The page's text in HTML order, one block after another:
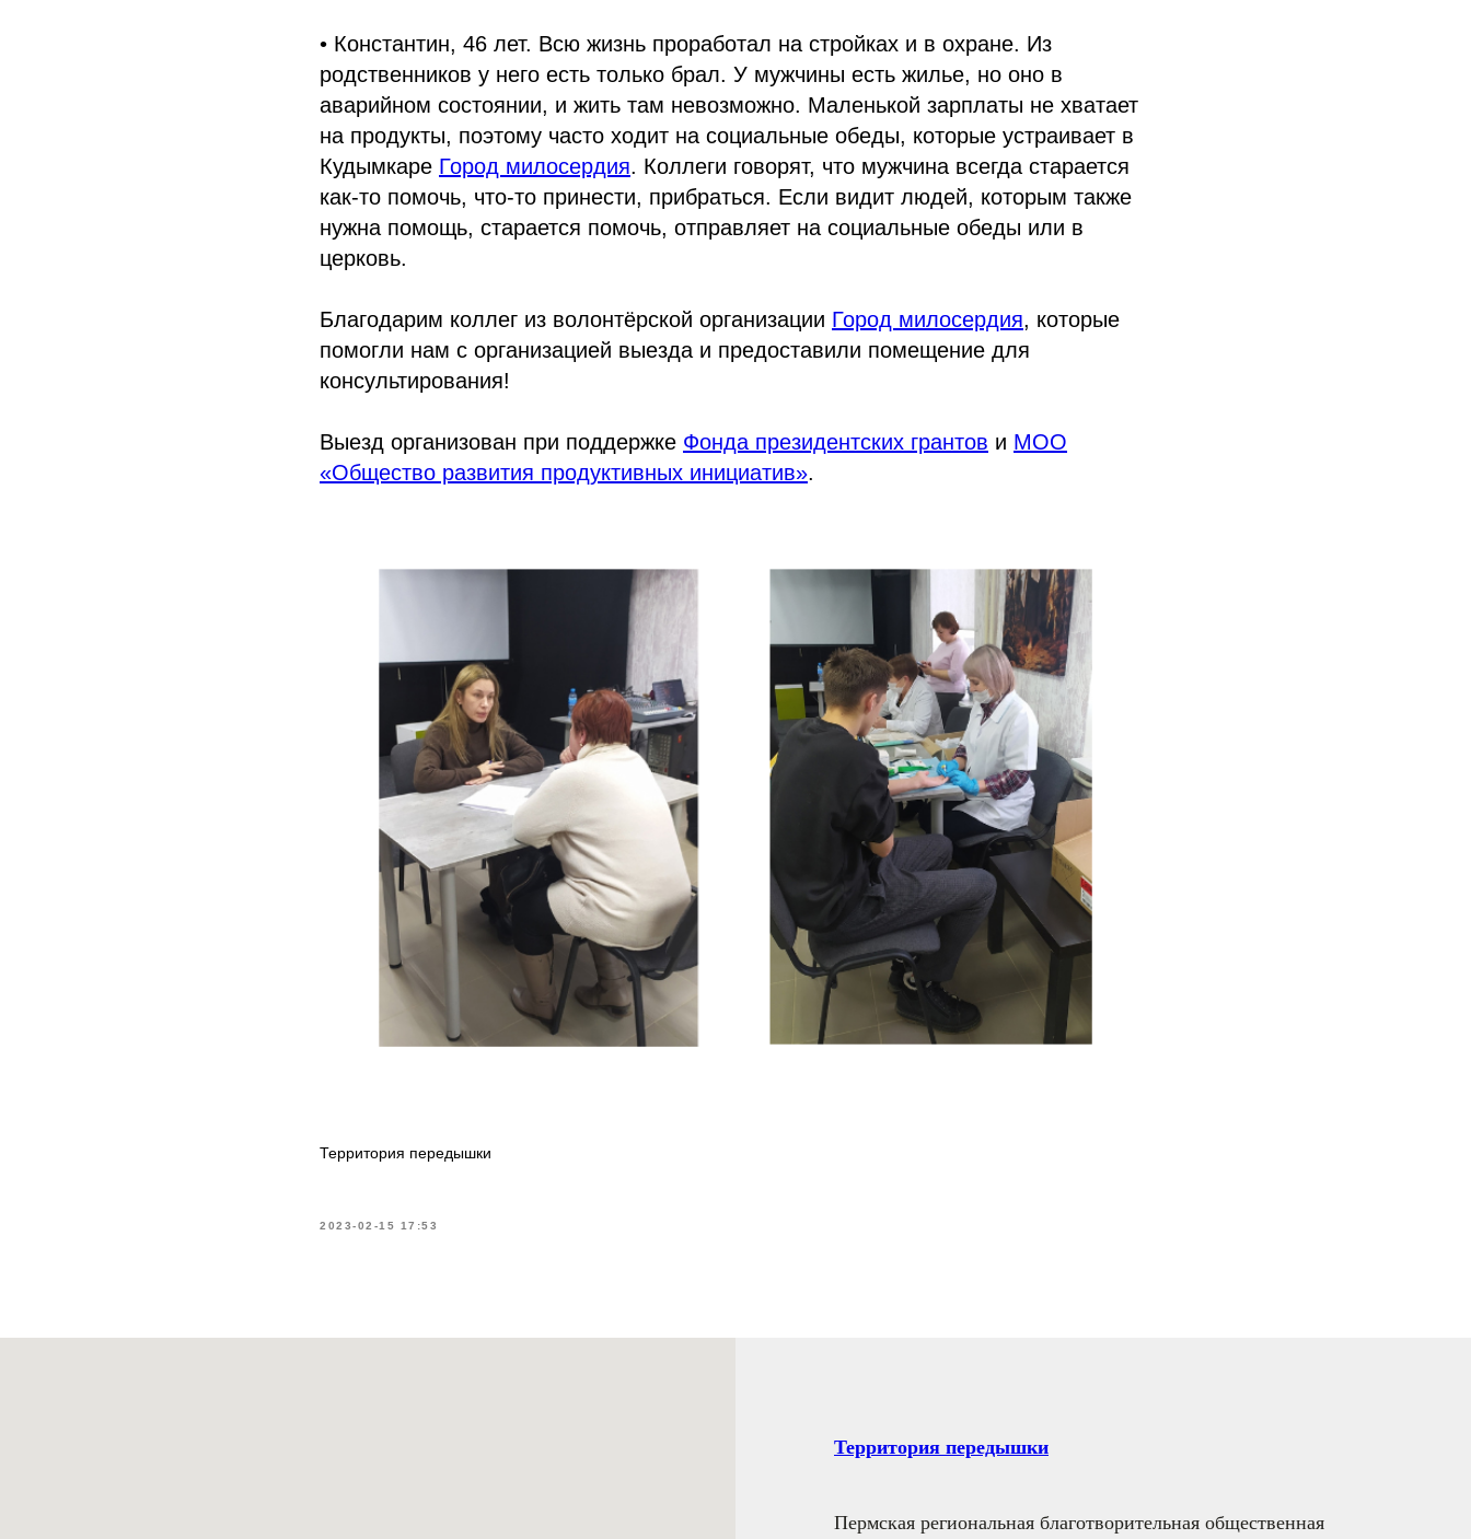
• Константин, 46 лет. Всю жизнь проработал на стройках и в охране. Из
родственников у него есть только брал. У мужчины есть жилье, но оно в
аварийном состоянии, и жить там невозможно. Маленькой зарплаты не хватает
на продукты, поэтому часто ходит на социальные обеды, которые устраивает в
Кудымкаре Город милосердия. Коллеги говорят, что мужчина всегда старается
как-то помочь, что-то принести, прибраться. Если видит людей, которым также
нужна помощь, старается помочь, отправляет на социальные обеды или в
церковь.
Благодарим коллег из волонтёрской организации Город милосердия, которые
помогли нам с организацией выезда и предоставили помещение для
консультирования!
Выезд организован при поддержке Фонда президентских грантов и МОО
«Общество развития продуктивных инициатив».
Территория передышки
2023-02-15 17:53
Территория передышки
Пермская региональная благотворительная общественная